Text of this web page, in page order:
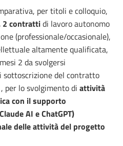
per titoli e colloquio,
2 contrattidi lavoro autonomo
(professionale/occasionale),
altamente qualificata,
2 da svolgersi
sottoscrizione del contratto
per lo svolgimento di attività
con il supporto
AI e ChatGPT)
delle attività del progetto